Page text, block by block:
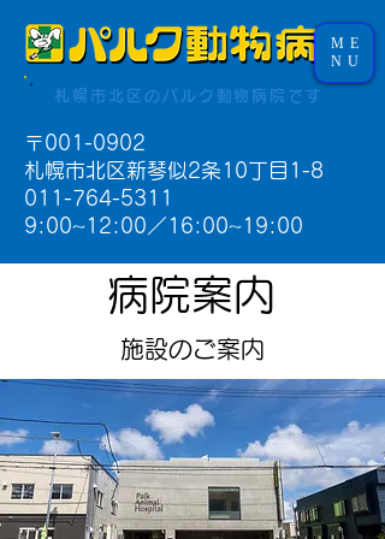
札幌市北区のパルク動物病院です
〒001-0902
札幌市北区新琴似2条10丁目1-8
011-764-5311
9:00~12:00／16:00~19:00​
ME
NU
​病院案内
施設のご案内